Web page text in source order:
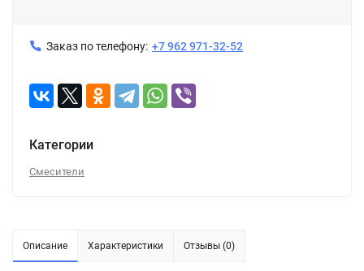
Заказ по телефону: +7 962 971-32-52
Категории
Смесители
Описание Характеристики Отзывы (0)